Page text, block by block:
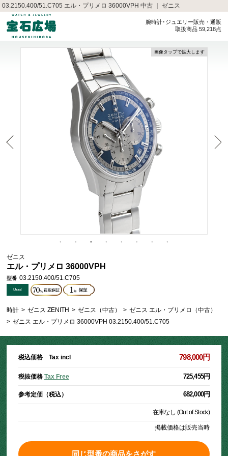
03.2150.400/51.C705 エル・プリメロ 36000VPH 中古 ｜ ゼニス
腕時計･ジュエリー販売・通販
取扱商品 59,218点
画像タップで拡大します
ゼニス
エル・プリメロ 36000VPH
型番 03.2150.400/51.C705
時計 > ゼニス ZENITH > ゼニス（中古） > ゼニス エル・プリメロ（中古）
> ゼニス エル・プリメロ 36000VPH 03.2150.400/51.C705
税込価格 Tax incl 798,000円
税抜価格 Tax Free 725,455円
参考定価（税込） 682,000円
在庫なし (Out of Stock)
掲載価格は販売当時
同じ型番の商品をさがす